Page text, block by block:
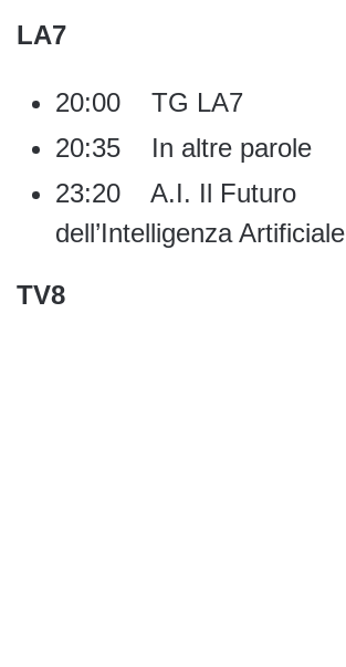
LA7
20:00 TG LA7
20:35 In altre parole
23:20 A.I. Il Futuro
dell’Intelligenza Artificiale
TV8